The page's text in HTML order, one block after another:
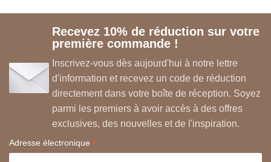
Recevez 10% de réduction sur votre
première commande !
Inscrivez-vous dès aujourd'hui à notre lettre
d'information et recevez un code de réduction
directement dans votre boîte de réception. Soyez
parmi les premiers à avoir accès à des offres
exclusives, des nouvelles et de l'inspiration.
Adresse électronique *